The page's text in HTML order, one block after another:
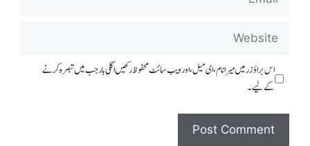
Website
اس براؤزر میں میرا نام، ای میل، اور ویب سائٹ محفوظ رکھیں اگلی بار جب میں تبصرہ کرنے
کےلیے۔